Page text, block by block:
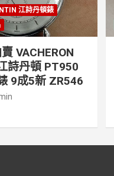
江詩丹頓錶
VACHERON
詩丹頓 PT950
9成5新 ZR546